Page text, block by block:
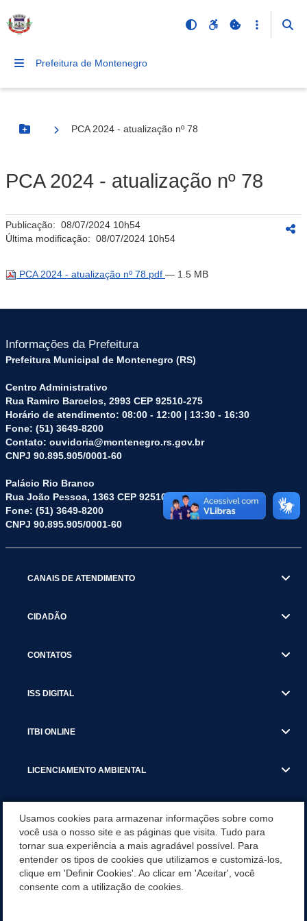
Prefeitura de Montenegro
Botão Menu
PCA 2024 - atualização nº 78
PCA 2024 - atualização nº 78
Publicação: 08/07/2024 10h54
Última modificação: 08/07/2024 10h54
PCA 2024 - atualização nº 78.pdf — 1.5 MB
Informações da Prefeitura
Prefeitura Municipal de Montenegro (RS)
Centro Administrativo
Rua Ramiro Barcelos, 2993 CEP 92510-275
Horário de atendimento: 08:00 - 12:00 | 13:30 - 16:30
Fone: (51) 3649-8200
Contato: ouvidoria@montenegro.rs.gov.br
CNPJ 90.895.905/0001-60
Palácio Rio Branco
Rua João Pessoa, 1363 CEP 92510-045
Fone: (51) 3649-8200
CNPJ 90.895.905/0001-60
CANAIS DE ATENDIMENTO
CIDADÃO
CONTATOS
ISS DIGITAL
ITBI ONLINE
LICENCIAMENTO AMBIENTAL
SERVIÇOS
SERVIÇOS DO DEPARTAMENTO DE RECEITA MUNICIPAL
Usamos cookies para armazenar informações sobre como
você usa o nosso site e as páginas que visita. Tudo para
tornar sua experiência a mais agradável possível. Para
entender os tipos de cookies que utilizamos e customizá-los,
clique em 'Definir Cookies'. Ao clicar em 'Aceitar', você
consente com a utilização de cookies.